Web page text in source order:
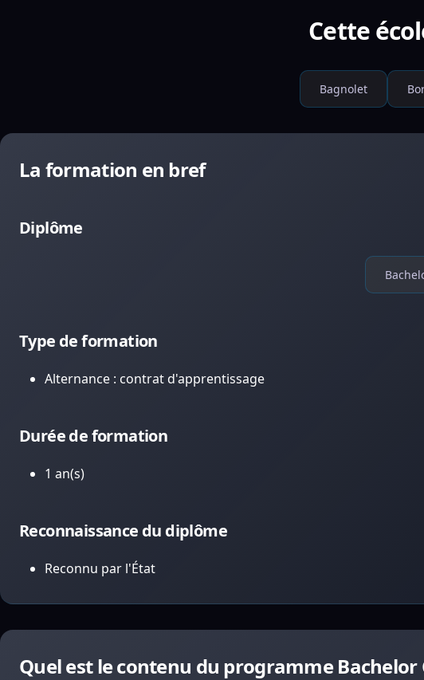
Cette
Bagnolet
La formation en bref
Diplôme
Type de formation
Alternance : contrat d'apprentissage
Durée de formation
1 an(s)
Reconnaissance du diplôme
Reconnu par l'État
Quel est le contenu du programme